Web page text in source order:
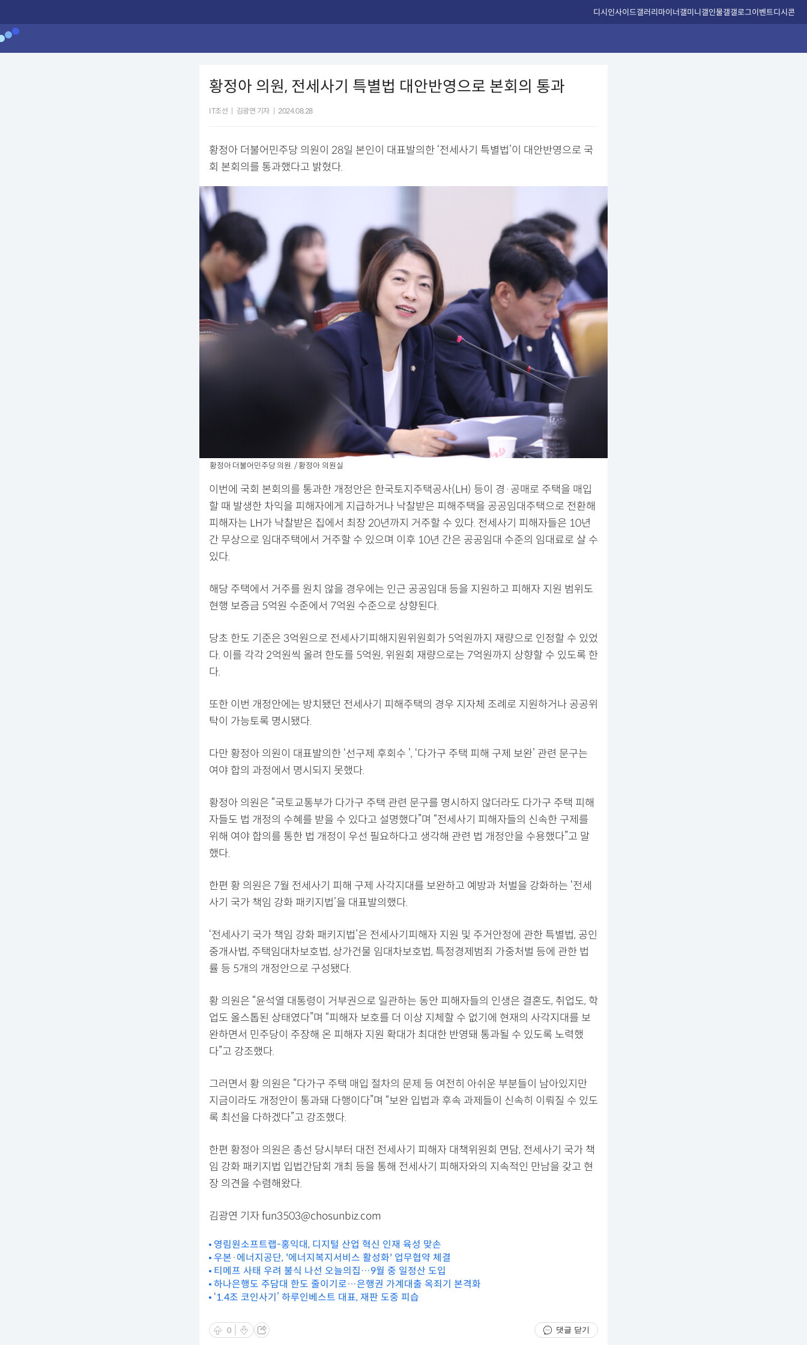
디시인사이드갤러리마이너갤미니갤인물갤갤로그이벤트디시콘
황정아 의원, 전세사기 특별법 대안반영으로 본회의 통과
IT조선 김광연 기자 2024.08.28
황정아 더불어민주당 의원이 28일 본인이 대표발의한 ‘전세사기 특별법’이 대안반영으로 국
회 본회의를 통과했다고 밝혔다.
황정아 더불어민주당 의원. / 황정아 의원실
이번에 국회 본회의를 통과한 개정안은 한국토지주택공사(LH) 등이 경·공매로 주택을 매입
할 때 발생한 차익을 피해자에게 지급하거나 낙찰받은 피해주택을 공공임대주택으로 전환해
피해자는 LH가 낙찰받은 집에서 최장 20년까지 거주할 수 있다. 전세사기 피해자들은 10년
간 무상으로 임대주택에서 거주할 수 있으며 이후 10년 간은 공공임대 수준의 임대료로 살 수
있다.
해당 주택에서 거주를 원치 않을 경우에는 인근 공공임대 등을 지원하고 피해자 지원 범위도
현행 보증금 5억원 수준에서 7억원 수준으로 상향된다.
당초 한도 기준은 3억원으로 전세사기피해지원위원회가 5억원까지 재량으로 인정할 수 있었
다. 이를 각각 2억원씩 올려 한도를 5억원, 위원회 재량으로는 7억원까지 상향할 수 있도록 한
다.
또한 이번 개정안에는 방치됐던 전세사기 피해주택의 경우 지자체 조례로 지원하거나 공공위
탁이 가능토록 명시됐다.
다만 황정아 의원이 대표발의한 ‘선구제 후회수 ’, ‘다가구 주택 피해 구제 보완’ 관련 문구는
여야 합의 과정에서 명시되지 못했다.
황정아 의원은 “국토교통부가 다가구 주택 관련 문구를 명시하지 않더라도 다가구 주택 피해
자들도 법 개정의 수혜를 받을 수 있다고 설명했다”며 “전세사기 피해자들의 신속한 구제를
위해 여야 합의를 통한 법 개정이 우선 필요하다고 생각해 관련 법 개정안을 수용했다”고 말
했다.
한편 황 의원은 7월 전세사기 피해 구제 사각지대를 보완하고 예방과 처벌을 강화하는 ‘전세
사기 국가 책임 강화 패키지법’을 대표발의했다.
‘전세사기 국가 책임 강화 패키지법’은 전세사기피해자 지원 및 주거안정에 관한 특별법, 공인
중개사법, 주택임대차보호법, 상가건물 임대차보호법, 특정경제범죄 가중처벌 등에 관한 법
률 등 5개의 개정안으로 구성됐다.
황 의원은 “윤석열 대통령이 거부권으로 일관하는 동안 피해자들의 인생은 결혼도, 취업도, 학
업도 올스톱된 상태였다”며 “피해자 보호를 더 이상 지체할 수 없기에 현재의 사각지대를 보
완하면서 민주당이 주장해 온 피해자 지원 확대가 최대한 반영돼 통과될 수 있도록 노력했
다”고 강조했다.
그러면서 황 의원은 “다가구 주택 매입 절차의 문제 등 여전히 아쉬운 부분들이 남아있지만
지금이라도 개정안이 통과돼 다행이다”며 “보완 입법과 후속 과제들이 신속히 이뤄질 수 있도
록 최선을 다하겠다”고 강조했다.
한편 황정아 의원은 총선 당시부터 대전 전세사기 피해자 대책위원회 면담, 전세사기 국가 책
임 강화 패키지법 입법간담회 개최 등을 통해 전세사기 피해자와의 지속적인 만남을 갖고 현
장 의견을 수렴해왔다.
김광연 기자 fun3503@chosunbiz.com
영림원소프트랩-홍익대, 디지털 산업 혁신 인재 육성 맞손
우본·에너지공단, '에너지복지서비스 활성화' 업무협약 체결
티메프 사태 우려 불식 나선 오늘의집…9월 중 일정산 도입
하나은행도 주담대 한도 줄이기로…은행권 가계대출 옥죄기 본격화
‘1.4조 코인사기’ 하루인베스트 대표, 재판 도중 피습
0 댓글 닫기